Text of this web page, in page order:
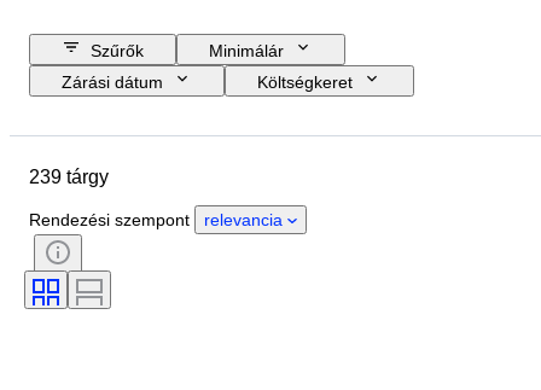
Szűrők
Minimálár
Zárási dátum
Költségkeret
Állapot
Korszak
Tesztelt és működő
239 tárgy
Rendezési szempont relevancia